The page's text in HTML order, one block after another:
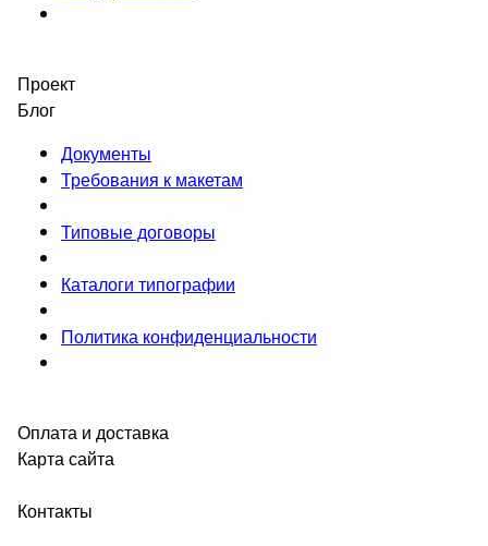
Проект
Блог
Документы
Требования к макетам
Типовые договоры
Каталоги типографии
Политика конфиденциальности
Оплата и доставка
Карта сайта
Контакты